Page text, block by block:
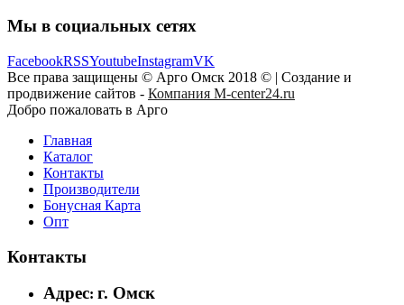
Мы в социальных сетях
FacebookRSSYoutubeInstagramVK
Все права защищены © Арго Омск 2018 © | Создание и
продвижение сайтов - Компания M-center24.ru
Добро пожаловать в Арго
Главная
Каталог
Контакты
Производители
Бонусная Карта
Опт
Контакты
Адрес: г. Омск